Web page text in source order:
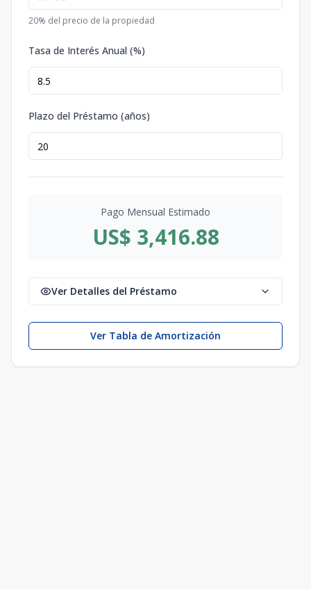
20% del precio de la propiedad
Tasa de Interés Anual (%)
Plazo del Préstamo (años)
Pago Mensual Estimado
US$ 3,416.88
Ver Detalles del Préstamo
Ver Tabla de Amortización